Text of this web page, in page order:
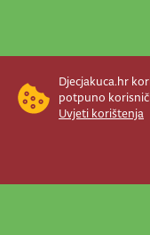
Djecjakuca.hr
potpuno
Uvjeti korištenja